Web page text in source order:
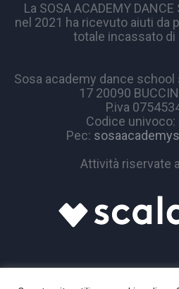
La SOSA ACADEMY DANCE
nel 2021 ha ricevuto aiuti da
totale incassato di
Sosa academy dance school
17 20090
P.iva
Codice univoco:
Pec:
Attività riservate